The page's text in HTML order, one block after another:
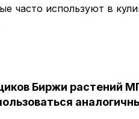
часто используют в
Биржи растений